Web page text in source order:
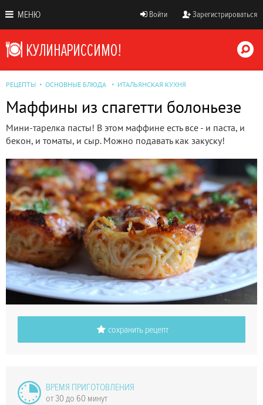
МЕНЮ Войти Зарегистрироваться
РЕЦЕПТЫ ОСНОВНЫЕ БЛЮДА ИТАЛЬЯНСКАЯ КУХНЯ
Маффины из спагетти болоньезе
Мини-тарелка пасты! В этом маффине есть все - и паста, и
бекон, и томаты, и сыр. Можно подавать как закуску!
сохранить рецепт
ВРЕМЯ ПРИГОТОВЛЕНИЯ
от 30 до 60 минут